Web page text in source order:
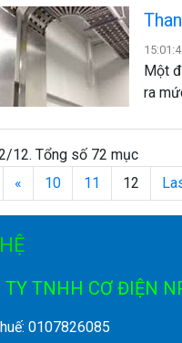
Một
ra
12. Tổng số 72 mục
« 10 11 12
TY TNHH CƠ ĐIỆN
0107826085